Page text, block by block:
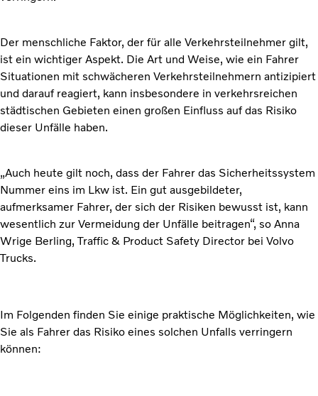
Der menschliche Faktor, der für alle Verkehrsteilnehmer gilt,
ist ein wichtiger Aspekt. Die Art und Weise, wie ein Fahrer
Situationen mit schwächeren Verkehrsteilnehmern antizipiert
und darauf reagiert, kann insbesondere in verkehrsreichen
städtischen Gebieten einen großen Einfluss auf das Risiko
dieser Unfälle haben.
„Auch heute gilt noch, dass der Fahrer das Sicherheitssystem
Nummer eins im Lkw ist. Ein gut ausgebildeter,
aufmerksamer Fahrer, der sich der Risiken bewusst ist, kann
wesentlich zur Vermeidung der Unfälle beitragen“, so Anna
Wrige Berling, Traffic & Product Safety Director bei Volvo
Trucks.
Im Folgenden finden Sie einige praktische Möglichkeiten, wie
Sie als Fahrer das Risiko eines solchen Unfalls verringern
können: